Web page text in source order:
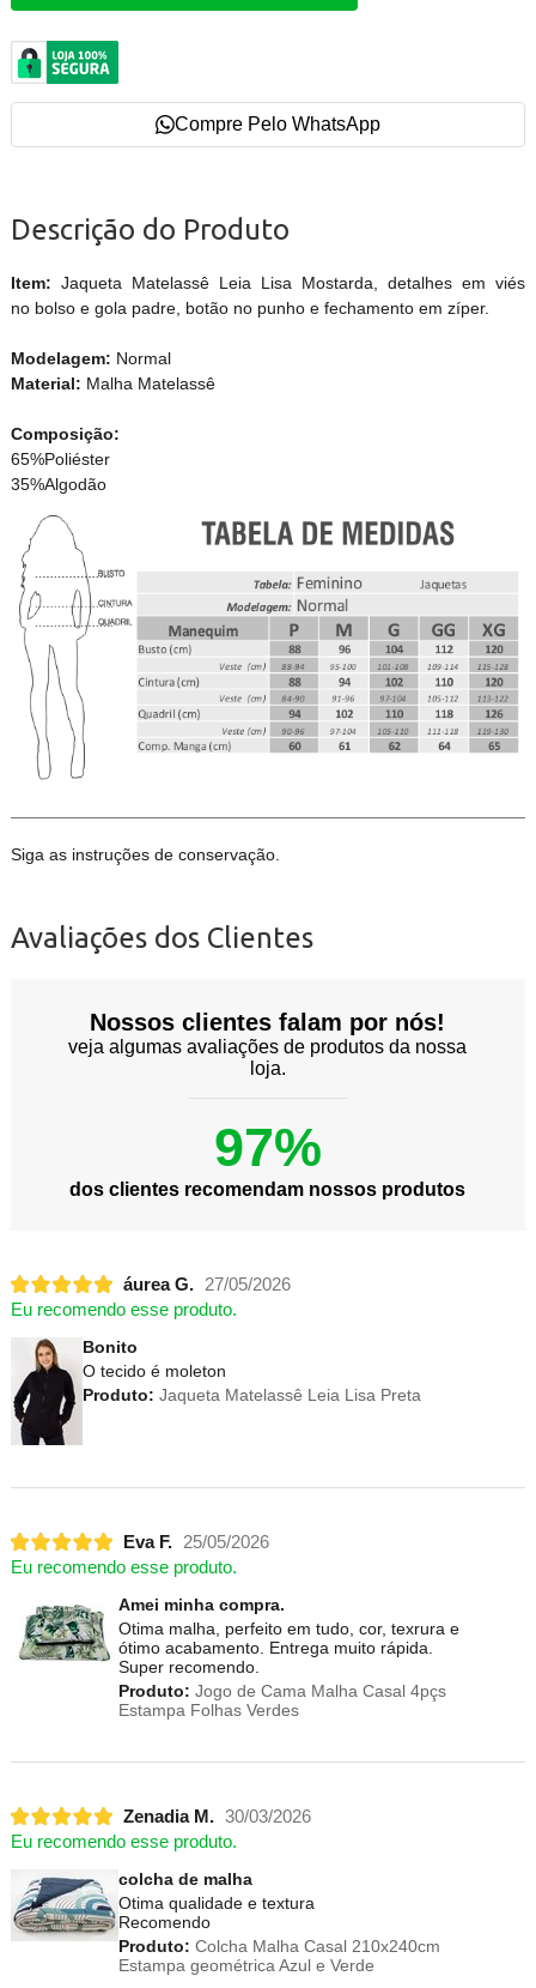
Compre Pelo WhatsApp
Descrição do Produto
Item: Jaqueta Matelassê Leia Lisa Mostarda, detalhes em viés
no bolso e gola padre, botão no punho e fechamento em zíper.
Modelagem: Normal
Material: Malha Matelassê
Composição:
65%Poliéster
35%Algodão
Siga as instruções de conservação.
Avaliações dos Clientes
Nossos clientes falam por nós!
veja algumas avaliações de produtos da nossa
loja.
97%
dos clientes recomendam nossos produtos
áurea G.
27/05/2026
Eu recomendo esse produto.
Bonito
O tecido é moleton
Produto: Jaqueta Matelassê Leia Lisa Preta
Eva F.
25/05/2026
Eu recomendo esse produto.
Amei minha compra.
Otima malha, perfeito em tudo, cor, texrura e
ótimo acabamento. Entrega muito rápida.
Super recomendo.
Produto: Jogo de Cama Malha Casal 4pçs
Estampa Folhas Verdes
Zenadia M. 30/03/2026
Eu recomendo esse produto.
colcha de malha
Otima qualidade e textura
Recomendo
Produto: Colcha Malha Casal 210x240cm
Estampa geométrica Azul e Verde